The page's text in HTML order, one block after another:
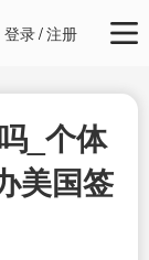
登录/注册
_个体
美国签